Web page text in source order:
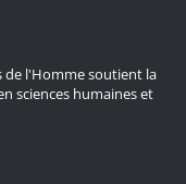
de l'Homme soutient la
sciences humaines et